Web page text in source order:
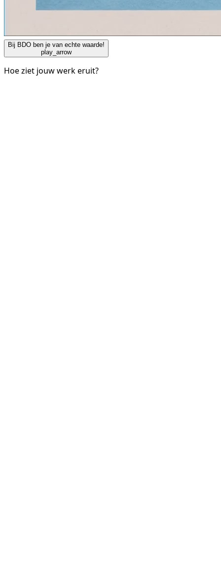
Bij BDO ben je van echte waarde!
play_arrow
Hoe ziet jouw werk eruit?